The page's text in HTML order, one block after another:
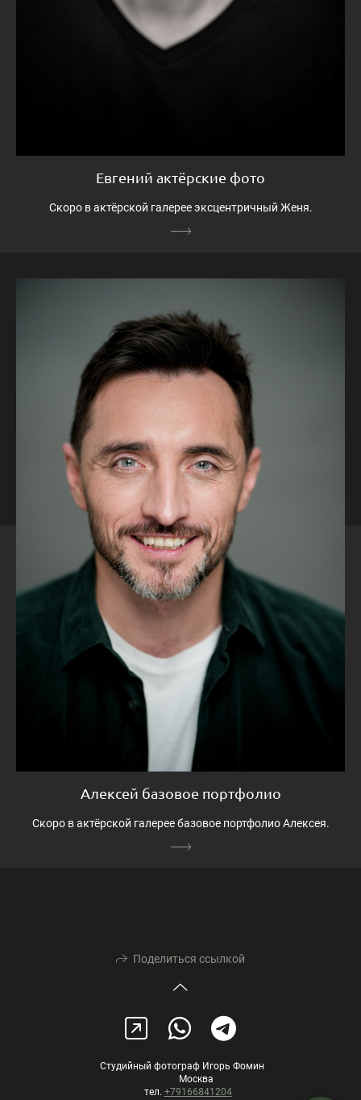
Евгений актёрские фото
Скоро в актёрской галерее эксцентричный Женя.
Алексей базовое портфолио
Скоро в актёрской галерее базовое портфолио Алексея.
Поделиться ссылкой
Студийный фотограф Игорь Фомин
Москва
тел. +79166841204